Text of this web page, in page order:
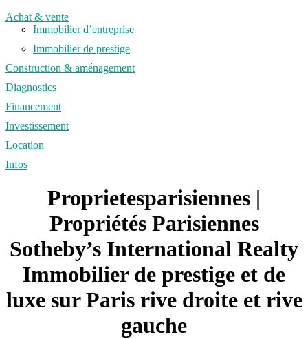
Achat & vente
Immobilier d’entreprise
Immobilier de prestige
Construction & aménagement
Diagnostics
Financement
Investissement
Location
Infos
Proprietesparisiennes |
Propriétés Parisiennes
Sotheby’s In­ter­natio­nal Realty
Immobilier de prestige et de
luxe sur Paris rive droite et rive
gauche